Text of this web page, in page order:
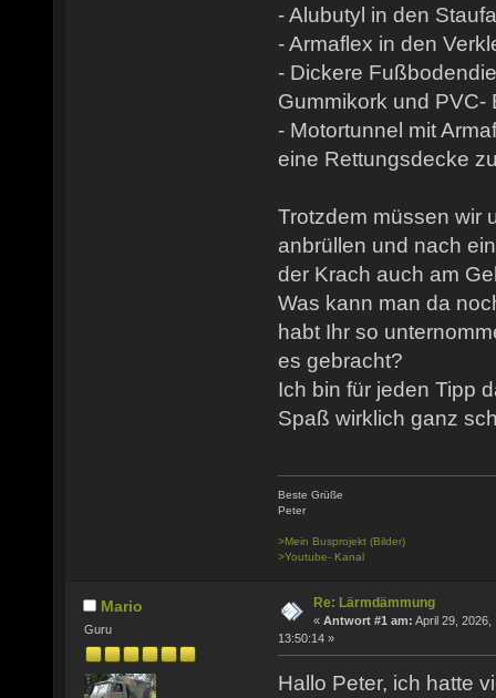
- Alubutyl in den
- Armaflex in den
- Dickere
Gummikork und PVC-
- Motortunnel mit
eine Rettungsdecke
Trotzdem müssen wir
anbrüllen und nach
der Krach auch am
Was kann man da
habt Ihr so
es gebracht?
Ich bin für jeden Tipp
Spaß wirklich ganz
Beste Grüße
Peter
>Mein Busprojekt (Bilder)
>Youtube- Kanal
Mario
Guru
Re: Lärmdämmung
« Antwort #1 am: April 29, 2026,
13:50:14 »
Hallo Peter, ich hatte